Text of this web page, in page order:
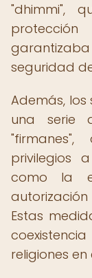
"dhimmi",
seguridad
Además,
una serie
privilegios
como la
Estas
religiones